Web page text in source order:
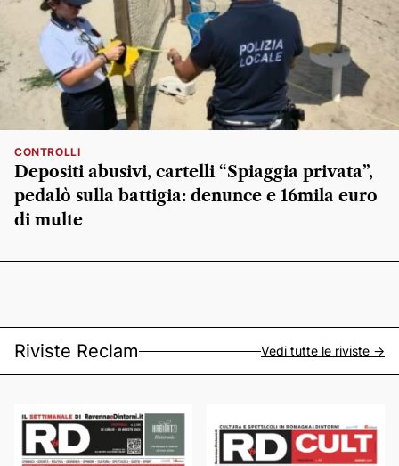
CONTROLLI
Depositi abusivi, cartelli “Spiaggia privata”,
pedalò sulla battigia: denunce e 16mila euro
di multe
Riviste Reclam Vedi tutte le riviste ->